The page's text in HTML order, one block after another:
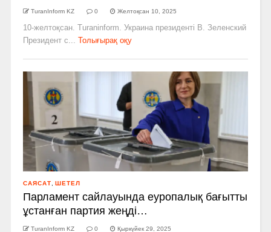
TuranInform KZ 0 Желтоқсан 10, 2025
10-желтоқсан. Turaninform. Украина президенті В. Зеленский
Президент с...
Толығырақ оқу
САЯСАТ ШЕТЕЛ
Парламент сайлауында еуропалық бағытты
ұстанған партия жеңді…
TuranInform KZ 0 Қыркүйек 29, 2025